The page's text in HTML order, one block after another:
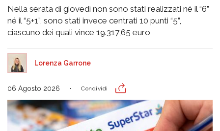
Nella serata di giovedì non sono stati realizzati né il “6”
né il “5+1”, sono stati invece centrati 10 punti “5”,
ciascuno dei quali vince 19.317,65 euro
Lorenza Garrone
06 Agosto 2026 Condividi